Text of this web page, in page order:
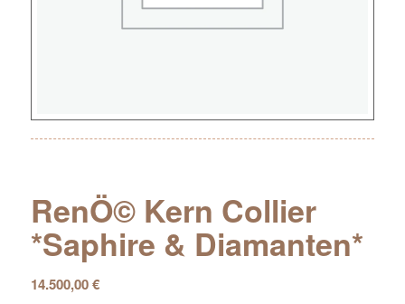
RenÖ© Kern Collier
*Saphire & Diamanten*
14.500,00€